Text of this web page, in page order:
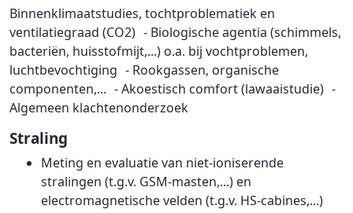
Binnenklimaatstudies, tochtproblematiek en
ventilatiegraad (CO2) - Biologische agentia (schimmels,
bacteriën, huisstofmijt,...) o.a. bij vochtproblemen,
luchtbevochtiging - Rookgassen, organische
componenten,... - Akoestisch comfort (lawaaistudie) -
Algemeen klachtenonderzoek
Straling
Meting en evaluatie van niet-ioniserende
stralingen (t.g.v. GSM-masten,...) en
electromagnetische velden (t.g.v. HS-cabines,...)